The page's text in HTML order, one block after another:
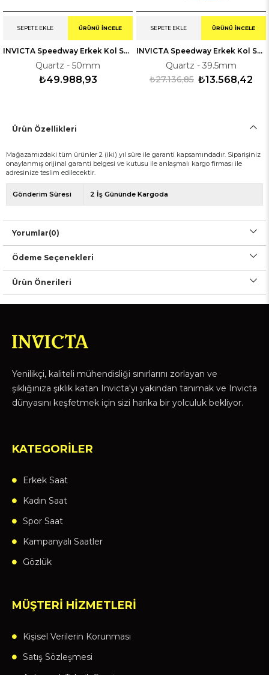
INVICTA Speedway Erkek Kol Saati 136686
Quartz - 50mm
₺49.988,93
SEPETE EKLE ÜRÜNÜ İNCELE
INVICTA Speedway Erkek Kol Saati 230993
Quartz - 39.5mm
₺13.568,42
₺27.136,85
SEPETE EKLE ÜRÜNÜ İNCELE
Ürün Özellikleri
Mağazamızdaki tüm ürünler 2 (iki) yıl süre ile garanti kapsamındadır. Siparişiniz
onaylanmış orijinal garanti belgesi ve kutusu ile anlaşmalı kargo firması ile
adresinize teslim edilecektir.
Gönderim Süresi 2 İş Gününde Kargoda
Yorumlar(0)
Ödeme Seçenekleri
Ürün Önerileri
Yenilikçi, kaliteli mühendisliği sınırlarını zorlayan ve
şıklığınıza şıklık katan Invicta'yı yakından tanımak ve Invicta
dünyasını keşfetmek için sizi harika bir yolculuk bekliyor.
KATEGORİLER
Erkek Saat
Kadın Saat
Spor Saat
Kampanyalı Saatler
Gözlük
MÜŞTERİ HİZMETLERİ
Kişisel Verilerin Korunması
Satış Sözleşmesi